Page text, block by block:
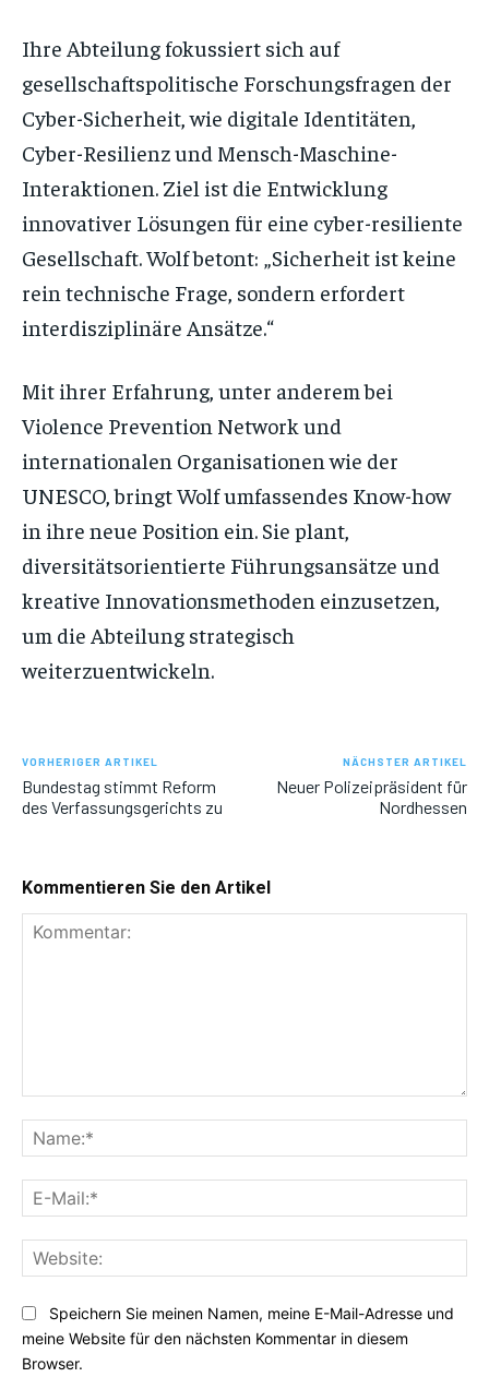
Ihre Abteilung fokussiert sich auf
gesellschaftspolitische Forschungsfragen der
Cyber-Sicherheit, wie digitale Identitäten,
Cyber-Resilienz und Mensch-Maschine-
Interaktionen. Ziel ist die Entwicklung
innovativer Lösungen für eine cyber-resiliente
Gesellschaft. Wolf betont: „Sicherheit ist keine
rein technische Frage, sondern erfordert
interdisziplinäre Ansätze.“
Mit ihrer Erfahrung, unter anderem bei
Violence Prevention Network und
internationalen Organisationen wie der
UNESCO, bringt Wolf umfassendes Know-how
in ihre neue Position ein. Sie plant,
diversitätsorientierte Führungsansätze und
kreative Innovationsmethoden einzusetzen,
um die Abteilung strategisch
weiterzuentwickeln.
VORHERIGER ARTIKEL
Bundestag stimmt Reform
des Verfassungsgerichts zu
NÄCHSTER ARTIKEL
Neuer Polizeipräsident für
Nordhessen
Kommentieren Sie den Artikel
Speichern Sie meinen Namen, meine E-Mail-Adresse und
meine Website für den nächsten Kommentar in diesem
Browser.